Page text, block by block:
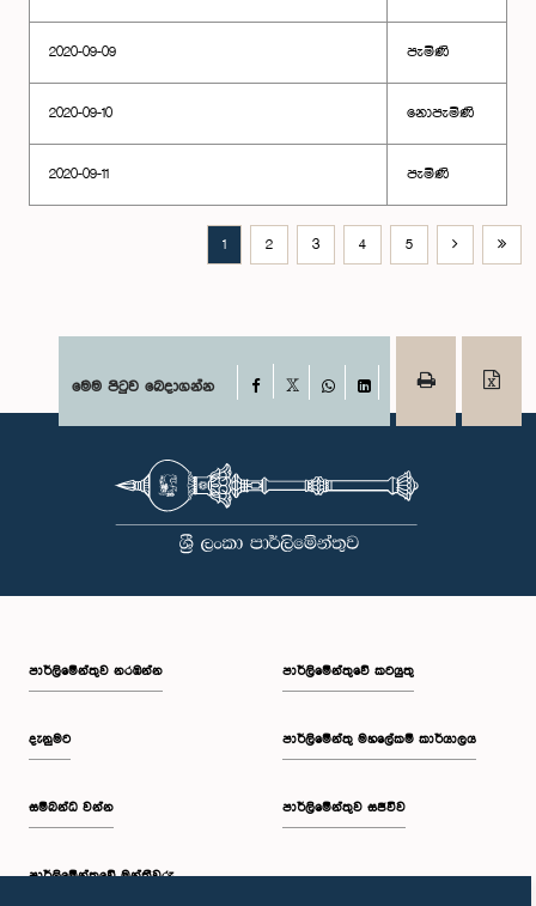
2020-09-09 පැමිණි
2020-09-10 නොපැමිණි
2020-09-11 පැමිණි
1 2 3 4 5
මෙම පිටුව බෙදාගන්න Facebook
WhatsAppLinkedIn
පාර්ලි‌මේන්තුව නරඹන්න
දැනුමට
සම්බන්ධ වන්න
පාර්ලි‌මේන්තුවේ මන්ත්‍රීවරු
පාර්ලිමේන්තුවේ කටයුතු
පාර්ලිමේන්තු මහලේකම් කාර්යාලය
පාර්ලිමේන්තුව සජීවීව